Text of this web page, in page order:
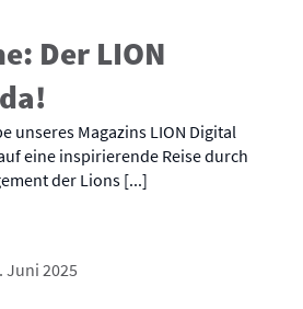
Der LION
unseres Magazins LION Digital
eine inspirierende Reise durch
der Lions [...]
Juni 2025